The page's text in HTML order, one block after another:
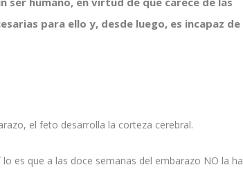
para ello y, desde luego, es incapaz de
el feto desarrolla la corteza cerebral.
es que a las doce semanas del embarazo NO la ha